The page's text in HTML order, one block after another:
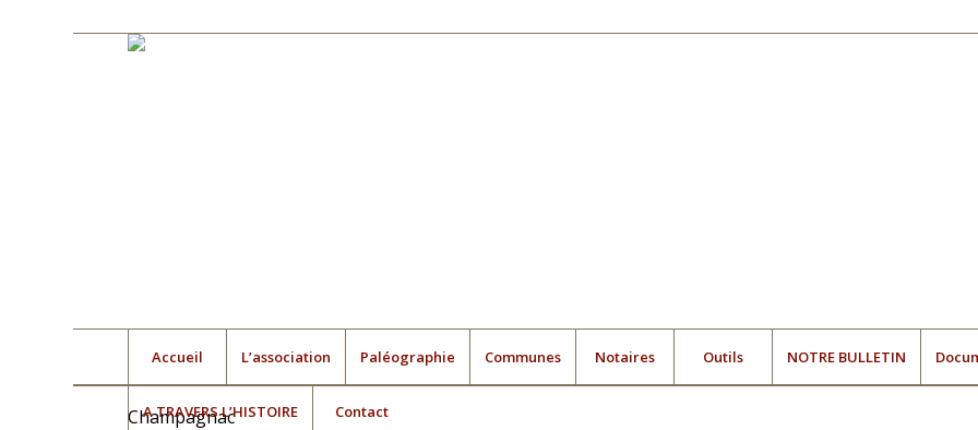
Accueil L’association Paléographie Communes Notaires Outils NOTRE BULLETIN
A TRAVERS L’HISTOIRE Contact
Champagnac